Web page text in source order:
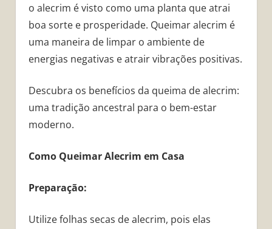
o alecrim é visto como uma planta que atrai
boa sorte e prosperidade. Queimar alecrim é
uma maneira de limpar o ambiente de
energias negativas e atrair vibrações positivas.
Descubra os benefícios da queima de alecrim:
uma tradição ancestral para o bem-estar
moderno.
Como Queimar Alecrim em Casa
Preparação:
Utilize folhas secas de alecrim, pois elas